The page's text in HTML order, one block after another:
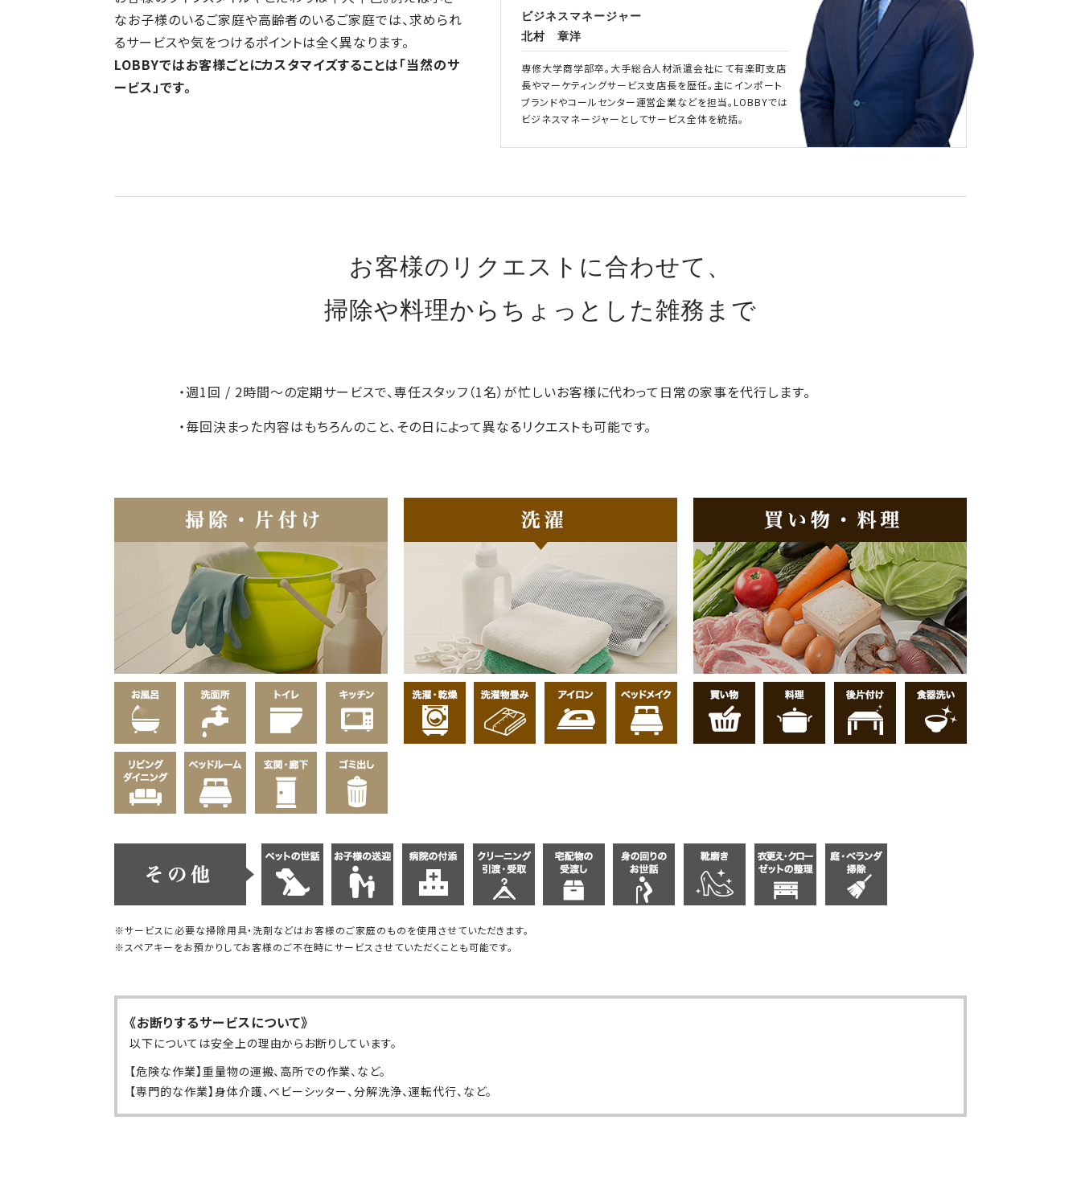
なお子様のいるご家庭や高齢者のいるご家庭では、求められ
るサービスや気をつけるポイントは全く異なります。
LOBBYではお客様ごとにカスタマイズすることは「当然のサ
ービス」です。
ビジネスマネージャー
北村 章洋
専修大学商学部卒。大手総合人材派遣会社にて有楽町支店
長やマーケティングサービス支店長を歴任。主にインポート
ブランドやコールセンター運営企業などを担当。LOBBYでは
ビジネスマネージャーとしてサービス全体を統括。
お客様のリクエストに合わせて、
掃除や料理からちょっとした雑務まで
・週1回 / 2時間～の定期サービスで、専任スタッフ（1名）が忙しいお客様に代わって日常の家事を代行します。
・毎回決まった内容はもちろんのこと、その日によって異なるリクエストも可能です。
※サービスに必要な掃除用具・洗剤などはお客様のご家庭のものを使用させていただきます。
※スペアキーをお預かりしてお客様のご不在時にサービスさせていただくことも可能です。
《お断りするサービスについて》
以下については安全上の理由からお断りしています。
【危険な作業】重量物の運搬、高所での作業、など。
【専門的な作業】身体介護、ベビーシッター、分解洗浄、運転代行、など。